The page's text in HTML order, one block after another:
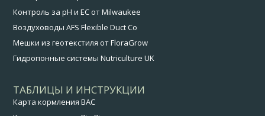
Контроль за pH и EC от Milwaukee
Воздуховоды AFS Flexible Duct Co
Мешки из геотекстиля от FloraGrow
Гидропонные системы Nutriculture UK
ТАБЛИЦЫ И ИНСТРУКЦИИ
Карта кормления BAC